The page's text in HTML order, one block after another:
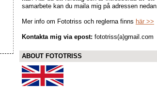
samarbete kan du maila mig på adressen nedan.
Mer info om Fototriss och reglerna finns här >>
Kontakta mig via epost: fototriss(a)gmail.com
ABOUT FOTOTRISS